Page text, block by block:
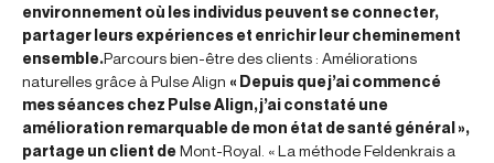
environnement où les individus peuvent se connecter,
partager leurs expériences et enrichir leur cheminement
ensemble.Parcours bien-être des clients : Améliorations
naturelles grâce à Pulse Align « Depuis que j’ai commencé
mes séances chez Pulse Align, j’ai constaté une
amélioration remarquable de mon état de santé général »,
partage un client deMont-Royal. « La méthode Feldenkrais a